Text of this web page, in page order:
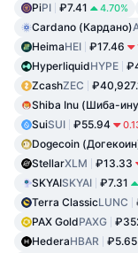
PiPI ₽7.41 4.70%
Cardano (Кардано)
HeimaHEI ₽17.46
HyperliquidHYPE
ZcashZEC
Shiba Inu (Шиба-
SuiSUI ₽55.94
Dogecoin
StellarXLM ₽13.33
SKYAISKYAI ₽7.31
Terra ClassicLUNC
PAX GoldPAXG
HederaHBAR ₽5.65